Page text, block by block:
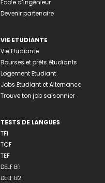
Ecole d’ingénieur
Devenir partenaire
VIE ETUDIANTE
Vie Etudiante
Bourses et prêts étudiants
Logement Etudiant
Jobs Etudiant et Alternance
Trouve ton job saisonnier
TESTS DE LANGUES
TFI
TCF
TEF
DELF B1
DELF B2